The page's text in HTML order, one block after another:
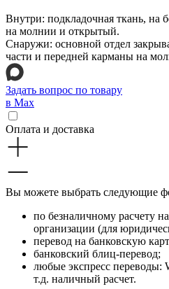
Внутри: подкладочная ткань, на
на молнии и открытый.
Снаружи: основной отдел
части и передней карманы на
Задать вопрос по товару
в Max
Оплата и доставка
Вы можете выбрать следующие
по безналичному расчету
организации (для
перевод на банковскую
банковский блиц-перевод;
любые экспресс переводы:
т.д. наличный расчет.